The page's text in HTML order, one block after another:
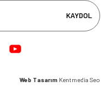
KAYDOL
Web Tasarım Kentmedia Seo